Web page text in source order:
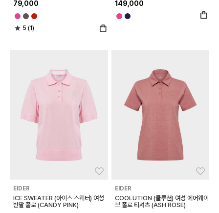
79,000
5 (1)
149,000
EIDER
ICE SWEATER (아이스 스웨터) 여성
반팔 폴로 (CANDY PINK)
EIDER
COOLUTION (쿨루션) 여성 에어웨이
브 폴로 티셔츠 (ASH ROSE)